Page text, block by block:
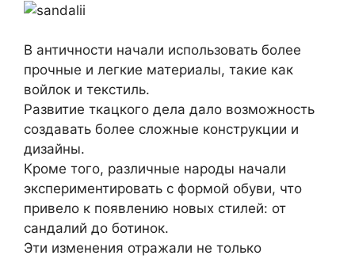
В античности начали использовать более
прочные и легкие материалы, такие как
войлок и текстиль.
Развитие ткацкого дела дало возможность
создавать более сложные конструкции и
дизайны.
Кроме того, различные народы начали
экспериментировать с формой обуви, что
привело к появлению новых стилей: от
сандалий до ботинок.
Эти изменения отражали не только